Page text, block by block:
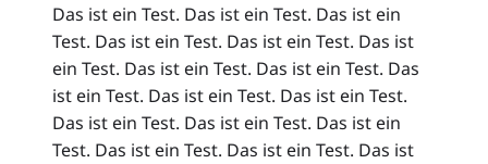
Das ist ein Test. Das ist ein Test. Das ist ein
Test. Das ist ein Test. Das ist ein Test. Das ist
ein Test. Das ist ein Test. Das ist ein Test. Das
ist ein Test. Das ist ein Test. Das ist ein Test.
Das ist ein Test. Das ist ein Test. Das ist ein
Test. Das ist ein Test. Das ist ein Test. Das ist